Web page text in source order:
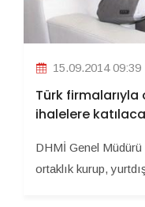
15.09.2014 09:39
Türk firmalarıyla
ihalelere
DHMİ Genel
ortaklık kurup,